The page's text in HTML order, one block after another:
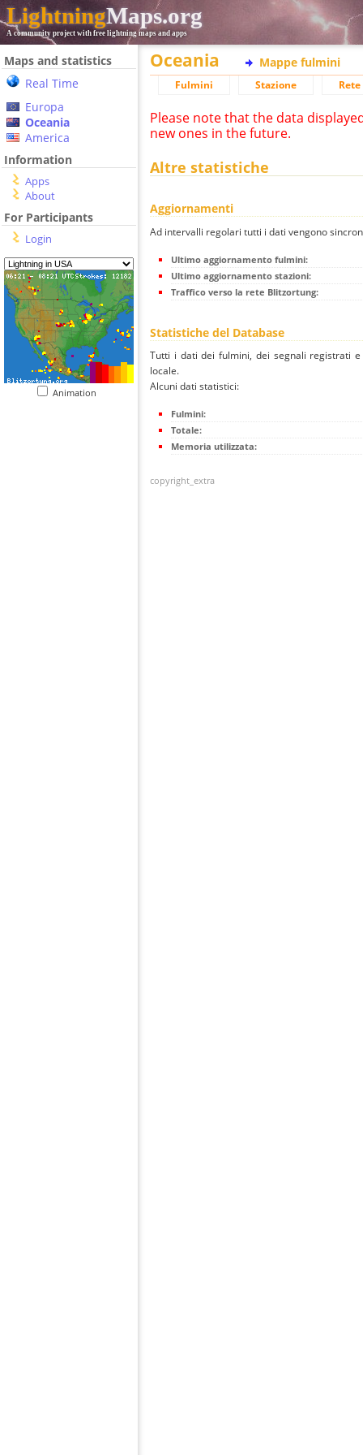
LightningMaps.org
A community project with free lightning maps and apps
Maps and statistics
Real Time
Europa
Oceania
America
Information
Apps
About
For Participants
Login
Animation
Oceania Mappe fulmini
Fulmini Stazione
Please note that the data
new ones in the future.
Altre statistiche
Aggiornamenti
Ad intervalli regolari tutti i dati vengono
Ultimo aggiornamento fulmini:
Ultimo aggiornamento stazioni:
Traffico verso la rete Blitzortung:
Statistiche del Database
Tutti i dati dei fulmini, dei segnali registrati
locale.
Alcuni dati statistici:
Fulmini:
Totale:
Memoria utilizzata:
copyright_extra